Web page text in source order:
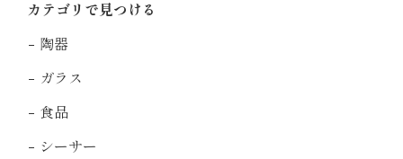
カテゴリで見つける
陶器
ガラス
食品
シーサー